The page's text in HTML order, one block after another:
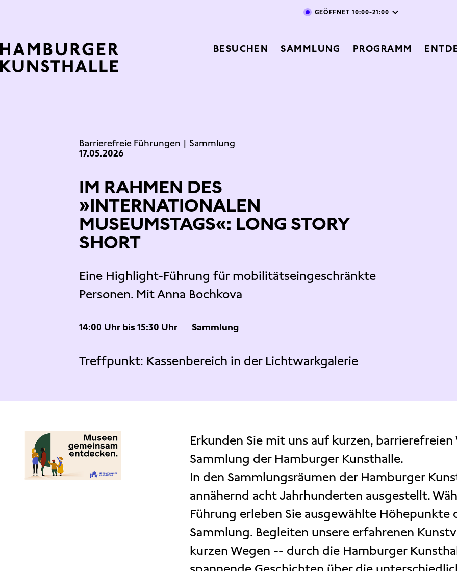
Direkt zum Inhalt
Top Navigation
BESUCHEN SAMMLUNG PROGRAMM
GEÖFFNET 10:00-21:00
Barrierefreie Führungen | Sammlung
17.05.2026
IM RAHMEN DES
»INTERNATIONALEN
MUSEUMSTAGS«: LONG STORY
SHORT
Eine Highlight-Führung für mobilitätseingeschränkte
Personen. Mit Anna Bochkova
14:00 Uhr bis 15:30 Uhr Sammlung
Treffpunkt: Kassenbereich in der Lichtwarkgalerie
Erkunden Sie mit uns auf kurzen,
Sammlung der Hamburger Kunsthalle.
In den Sammlungsräumen der Hamburger
annähernd acht Jahrhunderten ausgestellt.
Führung erleben Sie ausgewählte Höhepunkte
Sammlung. Begleiten unsere erfahrenen
kurzen Wegen -- durch die Hamburger